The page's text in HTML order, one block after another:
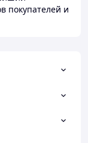
покупателей и